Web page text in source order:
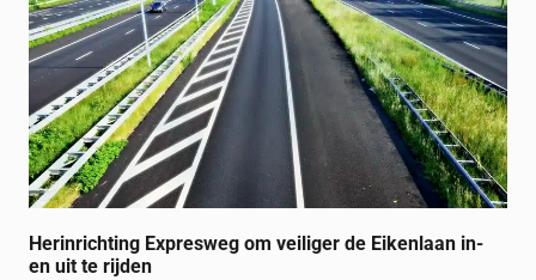
Herinrichting Expresweg om veiliger de Eikenlaan in-
en uit te rijden